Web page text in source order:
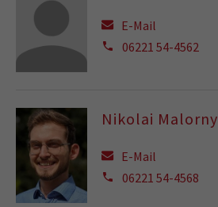
E-Mail
06221 54-4562
Nikolai Malorny
E-Mail
06221 54-4568